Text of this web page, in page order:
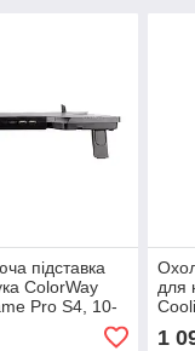
пiдставка
ColorWay
Pro S4, 10-
для
1